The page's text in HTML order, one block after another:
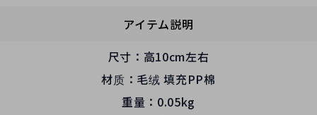
アイテム説明
尺寸：高10cm左右
材质：毛绒 填充PP棉
重量：0.05kg